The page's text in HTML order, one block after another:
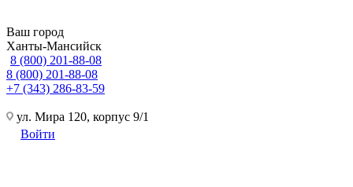
Ваш город
Ханты-Мансийск
8 (800) 201-88-08
8 (800) 201-88-08
+7 (343) 286-83-59
ул. Мира 120, корпус 9/1
Войти